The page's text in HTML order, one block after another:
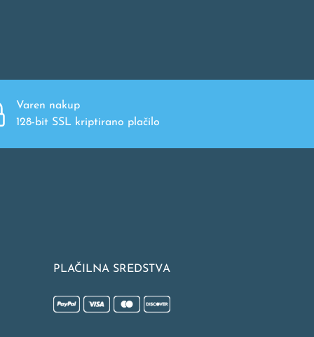
Varen nakup
128-bit SSL kriptirano plačilo
PLAČILNA SREDSTVA